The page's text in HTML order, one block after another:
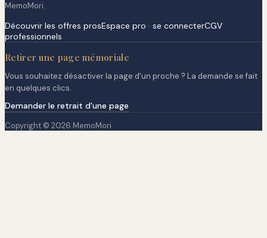
MemoMori.
Découvrir les offres prosEspace pro · se connecterCGV
professionnels
Retirer une page mémoriale
Vous souhaitez désactiver la page d'un proche ? La demande se fait
en quelques clics.
Demander le retrait d'une page
Copyright © 2026 MemoMori